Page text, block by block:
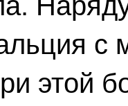
с
этой